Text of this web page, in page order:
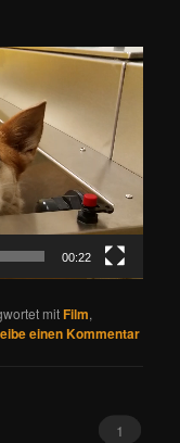
00:22
mitFilm,
einen Kommentar
1